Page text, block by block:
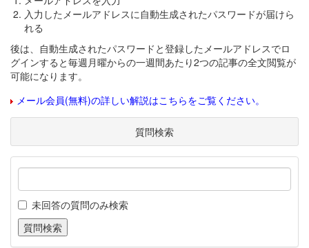
入力したメールアドレスに自動生成されたパスワードが届けら
れる
後は、自動生成されたパスワードと登録したメールアドレスでロ
グインすると毎週月曜からの一週間あたり2つの記事の全文閲覧が
可能になります。
メール会員(無料)の詳しい解説はこちらをご覧ください。
質問検索
未回答の質問のみ検索